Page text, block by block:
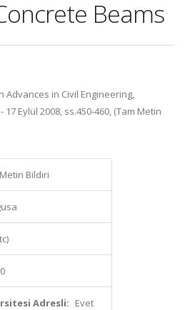
Beams
in Civil Engineering,
17 Eylül 2008, ss.450-460, (Tam Metin
Bildiri
Adresli: Evet